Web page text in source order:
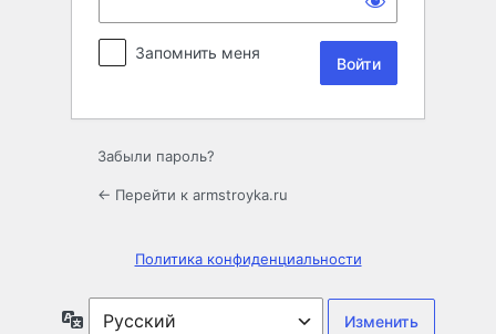
Запомнить меня
Забыли пароль?
← Перейти к armstroyka.ru
Политика конфиденциальности
Язык